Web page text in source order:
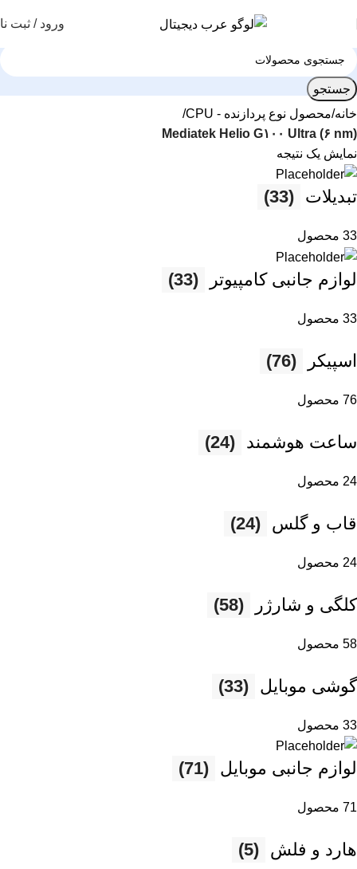
ورود / ثبت
جستجو
خانه محصول نوع پردازنده - CPU
Mediatek Helio G۱۰۰ Ultra (۶ nm)
نمایش یک نتیجه
تبدیلات (33)
33 محصول
لوازم جانبی کامپیوتر (33)
33 محصول
اسپیکر (76)
76 محصول
ساعت هوشمند (24)
24 محصول
قاب و گلس (24)
24 محصول
کلگی و شارژر (58)
58 محصول
گوشی موبایل (33)
33 محصول
لوازم جانبی موبایل (71)
71 محصول
هارد و فلش (5)